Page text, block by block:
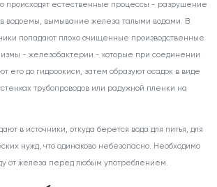
происходят естественные процессы - разрушение
в водоемы, вымывание железа талыми водами. В
попадают плохо очищенные производственные
- железобактерии - которые при соединении
его до гидроокиси, затем образуют осадок в виде
трубопроводов или радужной пленки на
в источники, откуда берется вода для питья, для
нужд, что одинаково небезопасно. Необходимо
от железа перед любым употреблением.